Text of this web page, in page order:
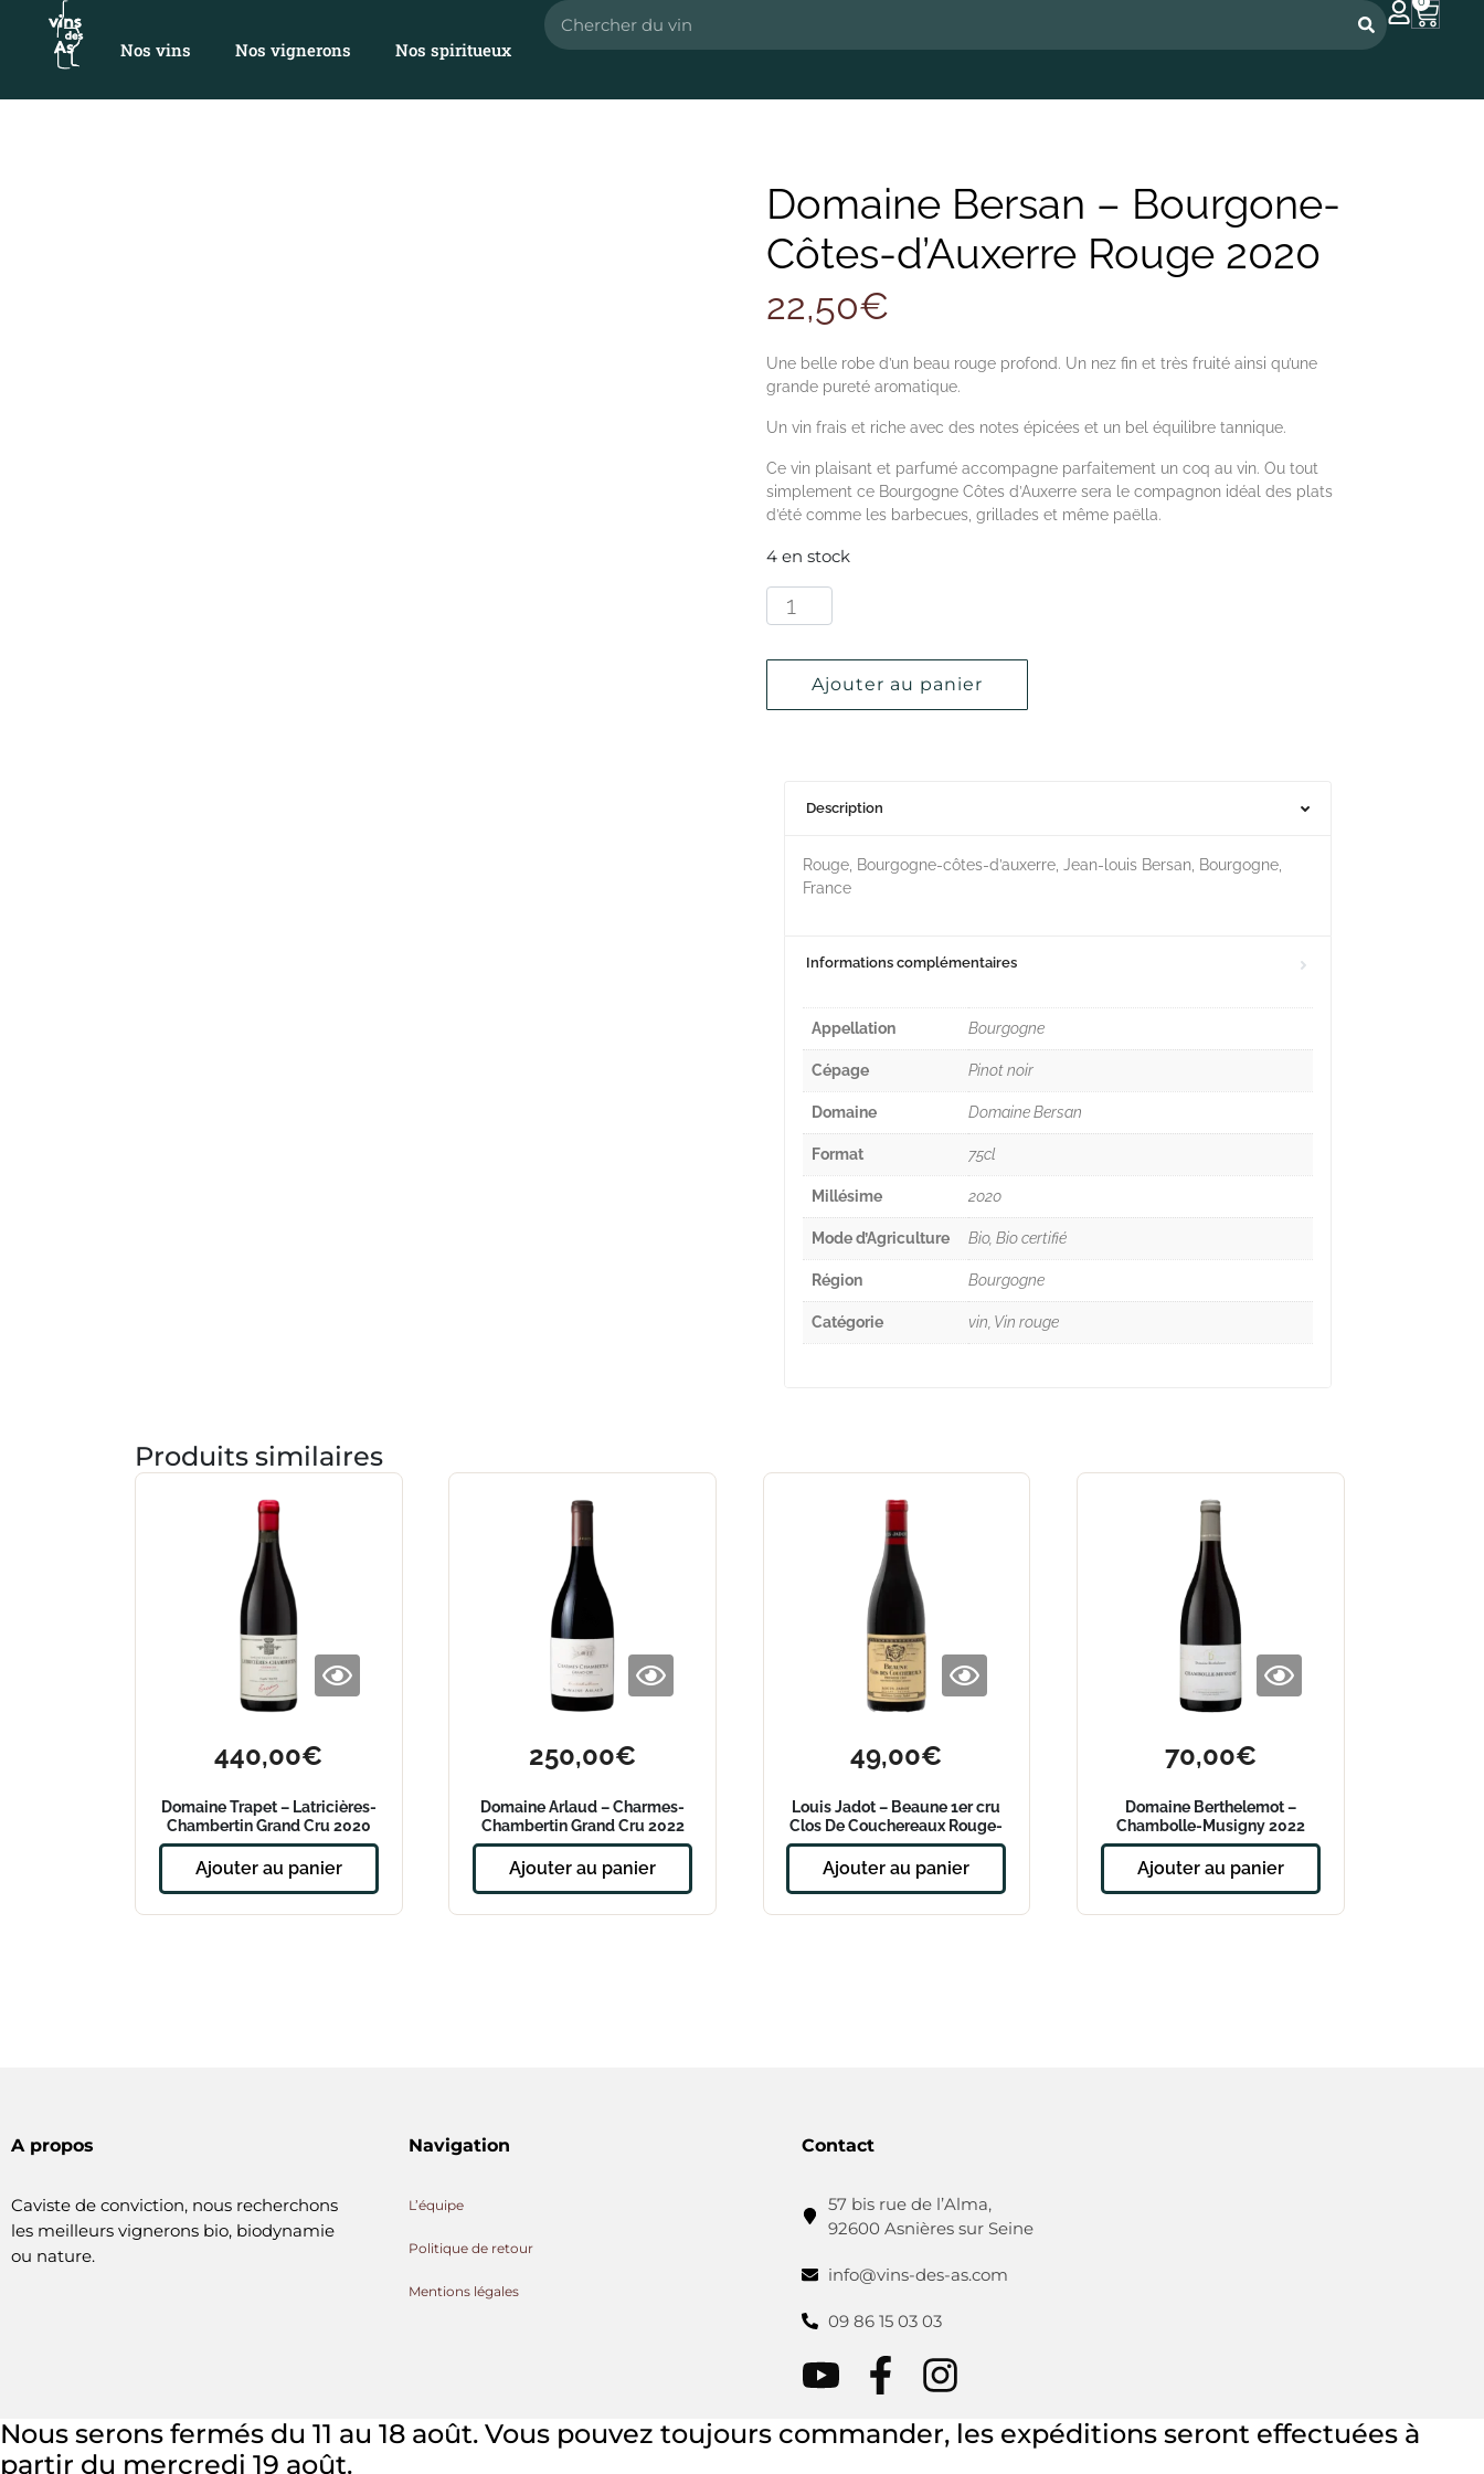
Nos vins Nos vignerons Nos spiritueux
Domaine Bersan – Bourgone-
Côtes-d’Auxerre Rouge 2020
22,50€
Une belle robe d’un beau rouge profond. Un nez fin et très fruité ainsi qu’une
grande pureté aromatique.
Un vin frais et riche avec des notes épicées et un bel équilibre tannique.
Ce vin plaisant et parfumé accompagne parfaitement un coq au vin. Ou tout
simplement ce Bourgogne Côtes d’Auxerre sera le compagnon idéal des plats
d’été comme les barbecues, grillades et même paëlla.
4 en stock
Ajouter au panier
Description
Rouge, Bourgogne-côtes-d’auxerre, Jean-louis Bersan, Bourgogne,
France
Informations complémentaires
Appellation Bourgogne
Cépage Pinot noir
Domaine Domaine Bersan
Format 75cl
Millésime 2020
Mode d’Agriculture Bio, Bio certifié
Région Bourgogne
Catégorie vin, Vin rouge
Produits similaires
440,00€
Domaine Trapet – Latricières-
Chambertin Grand Cru 2020
Ajouter au panier
250,00€
Domaine Arlaud – Charmes-
Chambertin Grand Cru 2022
Ajouter au panier
49,00€
Louis Jadot – Beaune 1er cru
Clos De Couchereaux Rouge-
2017
Ajouter au panier
70,00€
Domaine Berthelemot –
Chambolle-Musigny 2022
Ajouter au panier
A propos
Caviste de conviction, nous recherchons
les meilleurs vignerons bio, biodynamie
ou nature.
Navigation
L’équipe
Politique de retour
Mentions légales
Contact
57 bis rue de l’Alma,
92600 Asnières sur Seine
info@vins-des-as.com
09 86 15 03 03
Nous serons fermés du 11 au 18 août. Vous pouvez toujours commander, les expéditions seront effectuées à
partir du mercredi 19 août.